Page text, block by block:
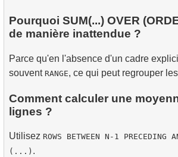
Pourquoi SUM(...) OVER
de manière inattendue ?
Parce qu'en l'absence d'un cadre
souvent RANGE, ce qui peut regrouper
Comment calculer une
lignes ?
Utilisez ROWS BETWEEN N-1 PRECEDING
(...) .